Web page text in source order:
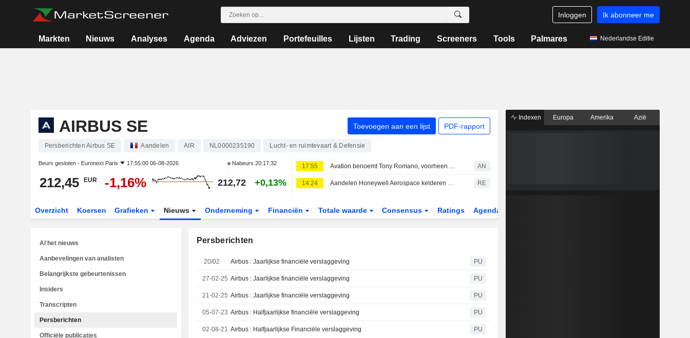
Inloggen Ik abonneer me
Markten Nieuws Analyses Agenda Adviezen Portefeuilles Lijsten Trading Screeners Tools Palmares Nederlandse Editie
AIRBUS SE Toevoegen aan een lijst PDF-rapport
Persberichten Airbus SE Aandelen AIR NL0000235190 Lucht- en ruimtevaart & Defensie
Beurs gesloten - Euronext Paris 17:55:00 06-08-2026 Nabeurs 20:17:32
212,45 EUR -1,16% 212,72 +0,13%
17:55 Avation benoemt Tony Romano, voorheen werkzaam bij Airbus America, tot commercieel directeur AN
14:24 Aandelen Honeywell Aerospace kelderen nadat verlaagde prognose het bedrijf 'op achterstand' zet RE
Overzicht Koersen Grafieken Nieuws Onderneming Financiën Totale waarde Consensus Ratings Agenda
Persberichten
20/02 Airbus : Jaarlijkse financiële verslaggeving PU
27-02-25 Airbus : Jaarlijkse financiële verslaggeving PU
21-02-25 Airbus : Jaarlijkse financiële verslaggeving PU
05-07-23 Airbus : Halfjaarlijkse financiële verslaggeving PU
02-08-21 Airbus : Halfjaarlijkse Financiële verslaggeving PU
Al het nieuws
Aanbevelingen van analisten
Belangrijkste gebeurtenissen
Insiders
Transcripten
Persberichten
Officiële publicaties
Indexen Europa Amerika Azië